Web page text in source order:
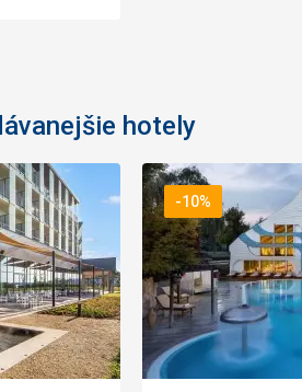
hotely
-10%